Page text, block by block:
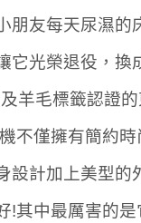
朋友每天尿濕的
它光榮退役，換
羊毛標籤認證
不僅擁有簡約
設計加上美型的
!其中最厲害的